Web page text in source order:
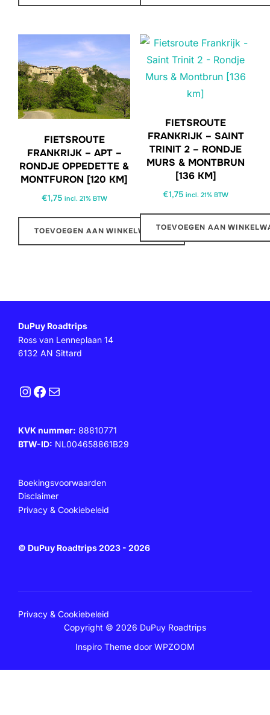
FIETSROUTE
FRANKRIJK – APT –
RONDJE OPPEDETTE &
MONTFURON [120 KM]
€1,75 incl. 21% BTW
TOEVOEGEN AAN WINKELWAGEN
FIETSROUTE
FRANKRIJK – SAINT
TRINIT 2 – RONDJE
MURS & MONTBRUN
[136 KM]
€1,75 incl. 21% BTW
TOEVOEGEN AAN
DuPuy Roadtrips
Ross van Lenneplaan 14
6132 AN Sittard
Instagram
Facebook
E-mail
KVK nummer: 88810771
BTW-ID: NL004658861B29
Boekingsvoorwaarden
Disclaimer
Privacy & Cookiebeleid
© DuPuy Roadtrips 2023 - 2026
Privacy & Cookiebeleid
Copyright © 2026 DuPuy Roadtrips
Inspiro Theme door WPZOOM